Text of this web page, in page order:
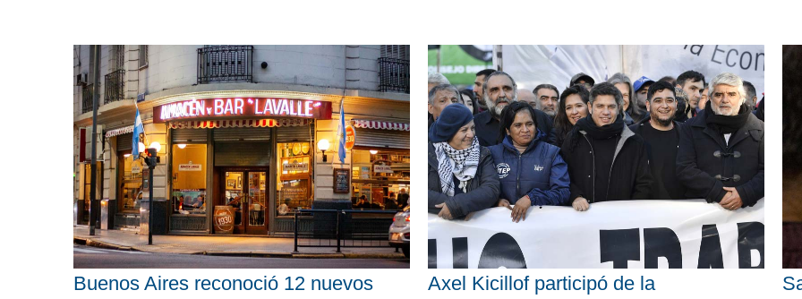
Buenos Aires reconoció 12 nuevos
Axel Kicillof participó de la